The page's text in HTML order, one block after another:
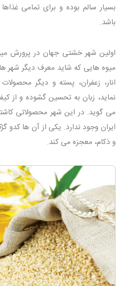
بسیار سالم بوده و برای تمامی
باشد.
اولین شهر خشتی جهان در پرورش
میوه هایی که شاید معرف دیگر شهر
انار، زعفران، پسته و دیگر
نماید، زبان به تحسین گشوده و از
می گوید. در این شهر محصولاتی
ایران وجود ندارد. یکی از آن ها
و ذکام، معجزه می کند.